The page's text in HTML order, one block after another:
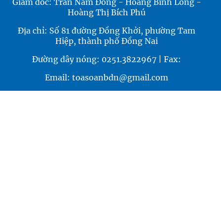
Giám đốc: Trần Nam Đông - Hoàng Bình Long -
Hoàng Thị Bích Phú
Địa chỉ: Số 81 đường Đồng Khởi, phường Tam
Hiệp, thành phố Đồng Nai
Đường dây nóng: 0251.3822967 | Fax:
Email: toasoanbdn@gmail.com